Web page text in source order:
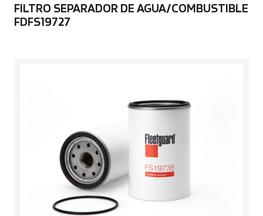
FILTRO SEPARADOR DE AGUA/COMBUSTIBLE
FDFS19727